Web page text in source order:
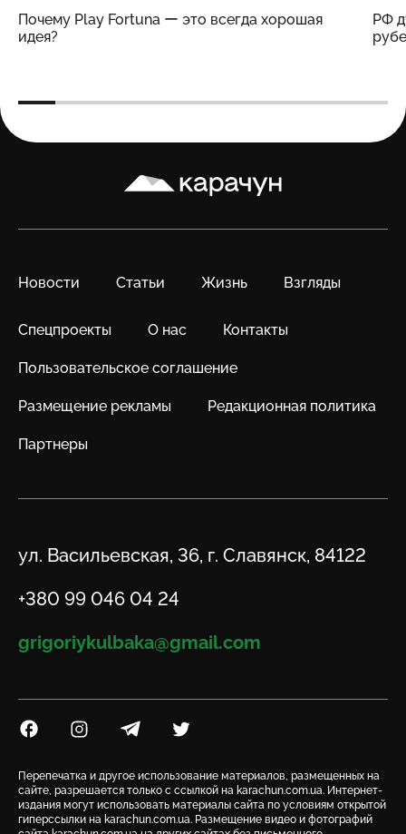
Почему Play Fortuna ー это всегда хорошая
идея?
РФ
Карачун
Новости Статьи Жизнь Взгляды
Спецпроекты О нас Контакты
Пользовательское соглашение
Размещение рекламы Редакционная политика
Партнеры
Адрес
ул. Васильевская, 36, г. Славянск, 84122
Телефон
+380 99 046 04 24
Email
grigoriykulbaka@gmail.com
Посилання на Facebook
Посилання на Instagram
Посилання на Telegram
Посилання на Twitter
Перепечатка и другое использование материалов, размещенных на
сайте, разрешается только с ссылкой на karachun.com.ua. Интернет-
издания могут использовать материалы сайта по условиям открытой
гиперссылки на karachun.com.ua. Размещение видео и фотографий